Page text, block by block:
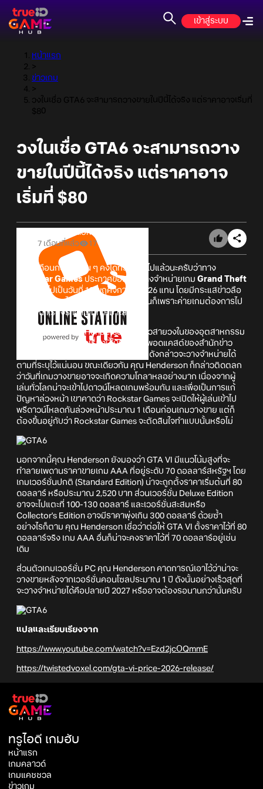
เข้าสู่ระบบ
หน้าแรก
>
ข่าวเกม
>
วงในเชื่อ GTA6 จะสามารถวางขายในปีนี้ได้จริง แต่ราคาอาจเริ่มที่
$80
วงในเชื่อ GTA6 จะสามารถวาง
ขายในปีนี้ได้จริง แต่ราคาอาจ
เริ่มที่ $80
Online Station
7 เดือนที่แล้ว
17
หลายเดือนก่อน เพื่อน ๆ คงได้ทราบกันไปแล้วนะครับว่าทาง
Rockstar Games ประกาศขอเลื่อนวางจำหน่ายเกม Grand Theft
ไปเป็นวันที่ 19 พฤศจิกายน 2026 แทน โดยมีกระแสข่าวลือ
ออกมาในเวลาไล่เลี่ยอีกว่าสาเหตุที่เลื่อนก็เพราะค่ายเกมต้องการไป
พิจารณาเรื่องราคาเกมที่เหมาะสมก่อน
ทว่าล่าสุดคุณ Tom Henderson นักข่าวสายวงในของอุตสาหกรรม
เกมก็ได้ออกมาพูดถึงเรื่องนี้ในรายการพอดแคสต์ของสำนักข่าว
Insider Gaming ด้วยความมั่นใจว่าเกมดังกล่าวจะวางจำหน่ายได้
ตามที่ระบุไว้แน่นอน ขณะเดียวกัน คุณ Henderson ก็กล่าวติดตลก
ว่าวันที่เกมวางขายอาจจะเกิดความโกลาหลอย่างมาก เนื่องจากผู้
เล่นทั่วโลกน่าจะเข้าไปดาวน์โหลดเกมพร้อมกัน และเพื่อเป็นการแก้
ปัญหาล่วงหน้า เขาคาดว่า Rockstar Games จะเปิดให้ผู้เล่นเข้าไป
พรีดาวน์โหลดกันล่วงหน้าประมาณ 1 เดือนก่อนเกมวางขาย แต่ก็
ต้องขึ้นอยู่กับว่า Rockstar Games จะตัดสินใจทำแบบนั้นหรือไม่
นอกจากนี้คุณ Henderson ยังมองว่า GTA VI มีแนวโน้มสูงที่จะ
ทำลายเพดานราคาขายเกม AAA ที่อยู่ระดับ 70 ดอลลาร์สหรัฐฯ โดย
เกมเวอร์ชั่นปกติ (Standard Edition) น่าจะถูกตั้งราคาเริ่มต้นที่ 80
ดอลลาร์ หรือประมาณ 2,520 บาท ส่วนเวอร์ชั่น Deluxe Edition
อาจจะไปแตะที่ 100-130 ดอลลาร์ และเวอร์ชั่นสะสมหรือ
Collector's Edition อาจมีราคาพุ่งเกิน 300 ดอลลาร์ ด้วยซ้ำ
อย่างไรก็ตาม คุณ Henderson เชื่อว่าต่อให้ GTA VI ตั้งราคาไว้ที่ 80
ดอลลาร์จริง เกม AAA อื่นก็น่าจะคงราคาไว้ที่ 70 ดอลลาร์อยู่เช่น
เดิม
ส่วนตัวเกมเวอร์ชั่น PC คุณ Henderson คาดการณ์เอาไว้ว่าน่าจะ
วางขายหลังจากเวอร์ชั่นคอนโซลประมาณ 1 ปี ดังนั้นอย่างเร็วสุดที่
จะวางจำหน่ายได้คือปลายปี 2027 หรืออาจต้องรอนานกว่านั้นครับ
แปลและเรียบเรียงจาก
https://www.youtube.com/watch?v=Ezd2jcOQmmE
https://twistedvoxel.com/gta-vi-price-2026-release/
ทรูไอดี เกมฮับ
หน้าแรก
เกมคลาวด์
เกมแคชชวล
ข่าวเกม